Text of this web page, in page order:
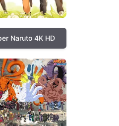
Naruto 4K HD